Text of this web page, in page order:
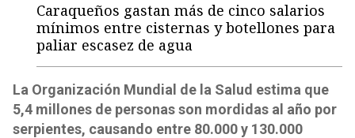
Caraqueños gastan más de cinco salarios
mínimos entre cisternas y botellones para
paliar escasez de agua
La Organización Mundial de la Salud estima que
5,4 millones de personas son mordidas al año por
serpientes, causando entre 80.000 y 130.000